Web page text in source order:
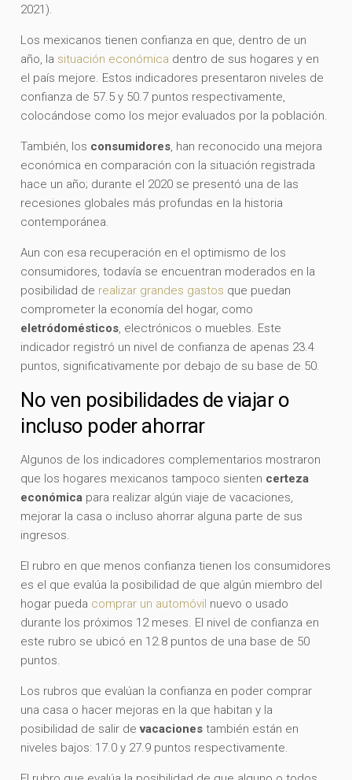
2021).
Los mexicanos tienen confianza en que, dentro de un
año, la situación económica dentro de sus hogares y en
el país mejore. Estos indicadores presentaron niveles de
confianza de 57.5 y 50.7 puntos respectivamente,
colocándose como los mejor evaluados por la población.
También, los consumidores, han reconocido una mejora
económica en comparación con la situación registrada
hace un año; durante el 2020 se presentó una de las
recesiones globales más profundas en la historia
contemporánea.
Aun con esa recuperación en el optimismo de los
consumidores, todavía se encuentran moderados en la
posibilidad de realizar grandes gastos que puedan
comprometer la economía del hogar, como
eletródomésticos, electrónicos o muebles. Este
indicador registró un nivel de confianza de apenas 23.4
puntos, significativamente por debajo de su base de 50.
No ven posibilidades de viajar o
incluso poder ahorrar
Algunos de los indicadores complementarios mostraron
que los hogares mexicanos tampoco sienten certeza
económica para realizar algún viaje de vacaciones,
mejorar la casa o incluso ahorrar alguna parte de sus
ingresos.
El rubro en que menos confianza tienen los consumidores
es el que evalúa la posibilidad de que algún miembro del
hogar pueda comprar un automóvil nuevo o usado
durante los próximos 12 meses. El nivel de confianza en
este rubro se ubicó en 12.8 puntos de una base de 50
puntos.
Los rubros que evalúan la confianza en poder comprar
una casa o hacer mejoras en la que habitan y la
posibilidad de salir devacaciones también están en
niveles bajos: 17.0 y 27.9 puntos respectivamente.